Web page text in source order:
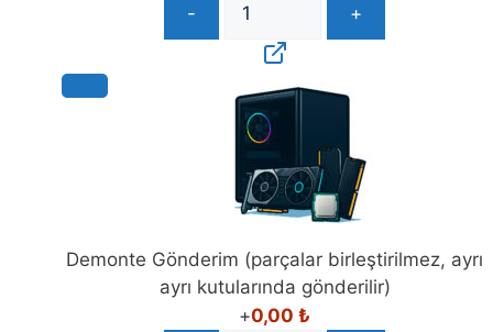
- +
Demonte Gönderim (parçalar birleştirilmez, ayrı
ayrı kutularında gönderilir)
+0,00 ₺